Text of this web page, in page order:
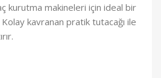
kurutma makineleri için ideal bir
kavranan pratik tutacağı ile